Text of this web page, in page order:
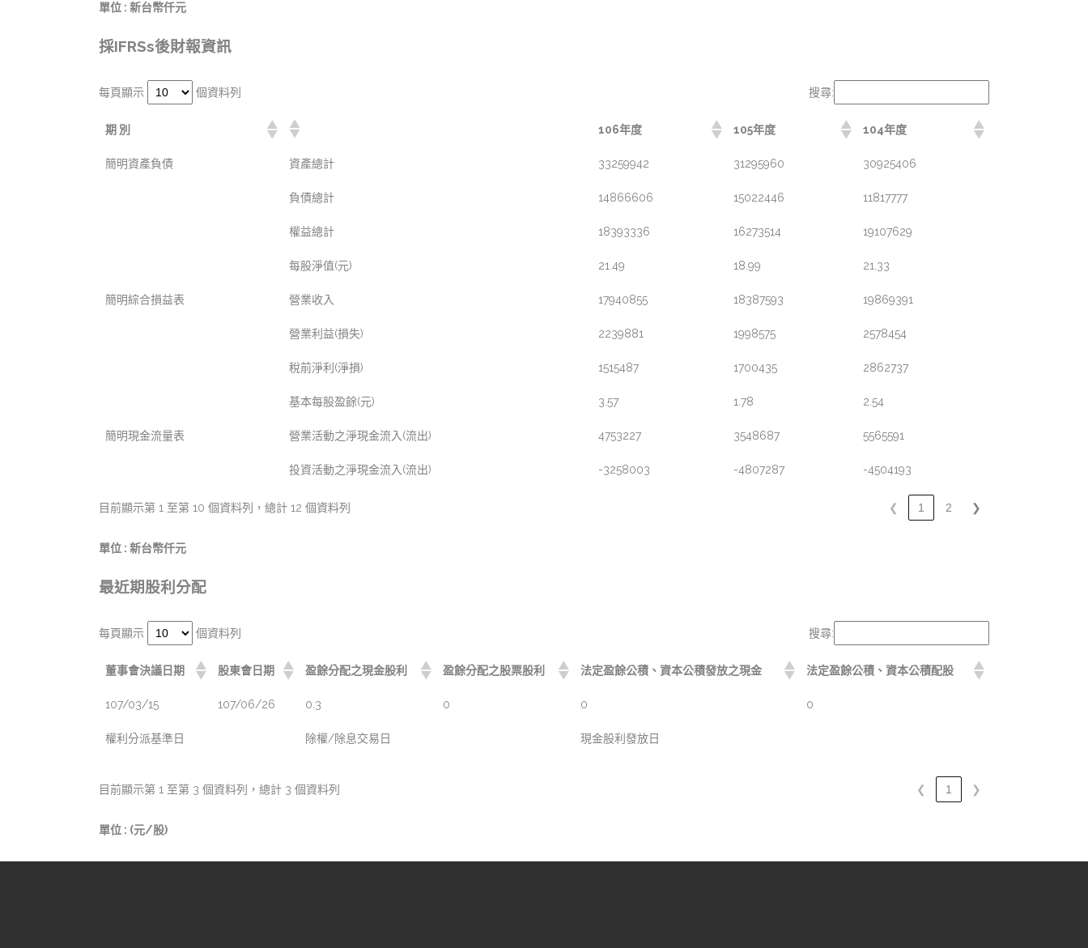
單位 : 新台幣仟元
採IFRSs後財報資訊
每頁顯示 個資料列 搜尋:
期 別 106年度 105年度 104年度
簡明資產負債 資產總計 33259942 31295960 30925406
負債總計 14866606 15022446 11817777
權益總計 18393336 16273514 19107629
每股淨值(元) 21.49 18.99 21.33
簡明綜合損益表 營業收入 17940855 18387593 19869391
營業利益(損失) 2239881 1998575 2578454
稅前淨利(淨損) 1515487 1700435 2862737
基本每股盈餘(元) 3.57 1.78 2.54
簡明現金流量表 營業活動之淨現金流入(流出) 4753227 3548687 5565591
投資活動之淨現金流入(流出) -3258003 -4807287 -4504193
目前顯示第 1 至第 10 個資料列，總計 12 個資料列 ❮ 1 2 ❯
單位 : 新台幣仟元
最近期股利分配
每頁顯示 個資料列 搜尋:
董事會決議日期 股東會日期 盈餘分配之現金股利 盈餘分配之股票股利 法定盈餘公積、資本公積發放之現金 法定盈餘公積、資本公積配股
107/03/15 107/06/26 0.3 0 0 0
權利分派基準日 除權/除息交易日 現金股利發放日
目前顯示第 1 至第 3 個資料列，總計 3 個資料列 ❮ 1 ❯
單位 : (元/股)